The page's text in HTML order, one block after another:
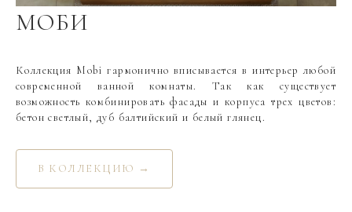
МОБИ
Коллекция Mobi гармонично вписывается в интерьер любой
современной ванной комнаты. Так как существует
возможность комбинировать фасады и корпуса трех цветов:
бетон светлый, дуб балтийский и белый глянец.
В КОЛЛЕКЦИЮ →